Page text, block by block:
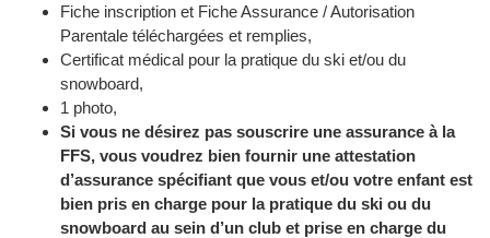
Fiche inscription et Fiche Assurance / Autorisation
Parentale téléchargées et remplies,
Certificat médical pour la pratique du ski et/ou du
snowboard,
1 photo,
Si vous ne désirez pas souscrire une assurance à la
FFS, vous voudrez bien fournir une attestation
d’assurance spécifiant que vous et/ou votre enfant est
bien pris en charge pour la pratique du ski ou du
snowboard au sein d’un club et prise en charge du